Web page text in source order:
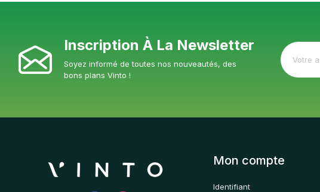
Inscription À La Newsletter
Soyez informé de toutes nos nouveautés, des
bons plans Vinto !
Mon compte
Identifiant